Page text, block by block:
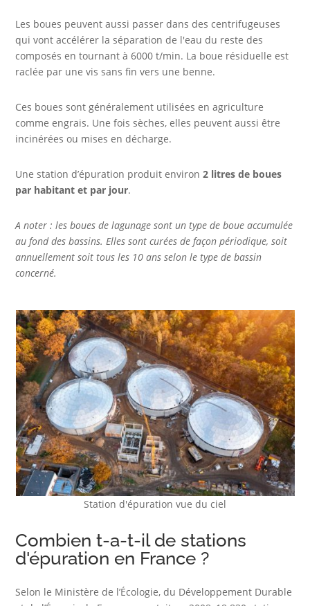
Les boues peuvent aussi passer dans des centrifugeuses
qui vont accélérer la séparation de l'eau du reste des
composés en tournant à 6000 t/min. La boue résiduelle est
raclée par une vis sans fin vers une benne.
Ces boues sont généralement utilisées en agriculture
comme engrais. Une fois sèches, elles peuvent aussi être
incinérées ou mises en décharge.
Une station d’épuration produit environ 2 litres de boues
par habitant et par jour.
A noter : les boues de lagunage sont un type de boue accumulée
au fond des bassins. Elles sont curées de façon périodique, soit
annuellement soit tous les 10 ans selon le type de bassin
concerné.
Station d'épuration vue du ciel
Combien t-a-t-il de stations
d'épuration en France ?
Selon le Ministère de l’Écologie, du Développement Durable